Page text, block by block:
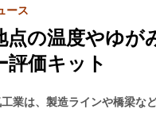
点の温度やゆが
評価キット
ース
業は、製造ラインや橋梁な